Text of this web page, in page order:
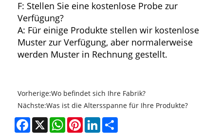
F: Stellen Sie eine kostenlose Probe zur
Verfügung?
A: Für einige Produkte stellen wir kostenlose
Muster zur Verfügung, aber normalerweise
werden Muster in Rechnung gestellt.
Vorherige:Wo befindet sich Ihre Fabrik?
Nächste:Was ist die Altersspanne für Ihre Produkte?
Facebook
X WhatsAppPinterestLinkedInShare